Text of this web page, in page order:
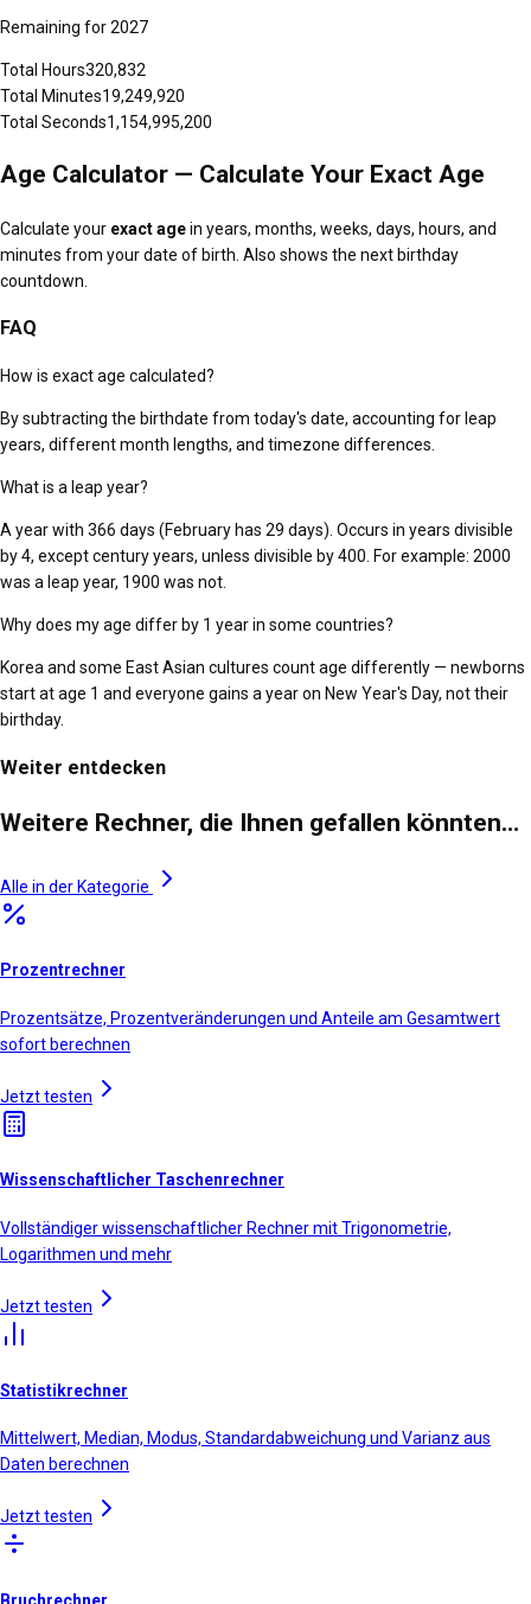
Remaining for2027
Total Hours320,832
Total Minutes19,249,920
Total Seconds1,154,995,200
Age Calculator — Calculate Your Exact Age
Calculate your exact agein years, months, weeks, days, hours, and
minutes from your date of birth. Also shows the next birthday
countdown.
FAQ
How is exact age calculated?
By subtracting the birthdate from today's date, accounting for leap
years, different month lengths, and timezone differences.
What is a leap year?
A year with 366 days (February has 29 days). Occurs in years divisible
by 4, except century years, unless divisible by 400. For example: 2000
was a leap year, 1900 was not.
Why does my age differ by 1 year in some countries?
Korea and some East Asian cultures count age differently — newborns
start at age 1 and everyone gains a year on New Year's Day, not their
birthday.
Weiter entdecken
Weitere Rechner, die Ihnen gefallen könnten…
Alle in der Kategorie
Prozentrechner
Prozentsätze, Prozentveränderungen und Anteile am Gesamtwert
sofort berechnen
Jetzt testen
Wissenschaftlicher Taschenrechner
Vollständiger wissenschaftlicher Rechner mit Trigonometrie,
Logarithmen und mehr
Jetzt testen
Statistikrechner
Mittelwert, Median, Modus, Standardabweichung und Varianz aus
Daten berechnen
Jetzt testen
Bruchrechner